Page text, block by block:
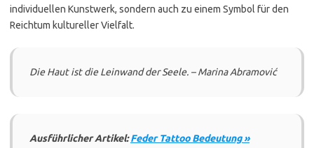
individuellen Kunstwerk, sondern auch zu einem Symbol für den
Reichtum kultureller Vielfalt.
Die Haut ist die Leinwand der Seele. – Marina Abramović
Ausführlicher Artikel:Feder Tattoo Bedeutung »